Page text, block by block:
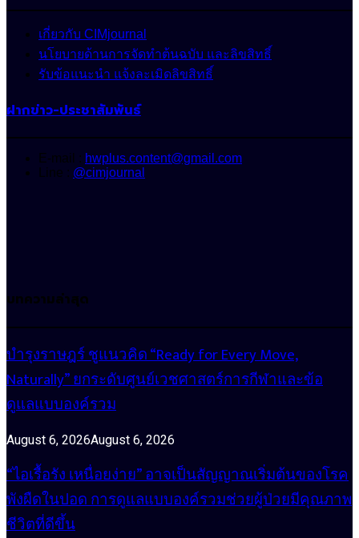
เกี่ยวกับ CIMjournal
นโยบายด้านการจัดทำต้นฉบับ และลิขสิทธิ์
รับข้อแนะนำ แจ้งละเมิดลิขสิทธิ์
ฝากข่าว-ประชาสัมพันธ์
E-mail : hwplus.content@gmail.com
Line : @cimjournal
บทความล่าสุด
บำรุงราษฎร์ ชูแนวคิด “Ready for Every Move,
Naturally” ยกระดับศูนย์เวชศาสตร์การกีฬาและข้อ
ดูแลแบบองค์รวม
August 6, 2026August 6, 2026
“ไอเรื้อรัง เหนื่อยง่าย” อาจเป็นสัญญาณเริ่มต้นของโรค
พังผืดในปอด การดูแลแบบองค์รวมช่วยผู้ป่วยมีคุณภาพ
ชีวิตที่ดีขึ้น